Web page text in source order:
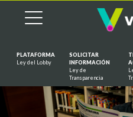
PLATAFORMA
Ley del Lobby
SOLICITAR
INFORMACIÓN
Ley de
Transparencia